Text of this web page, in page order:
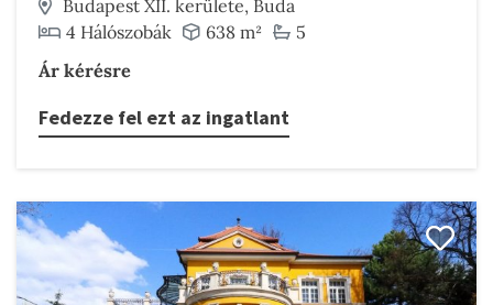
Budapest XII. kerülete, Buda
4 Hálószobák
638 m²
5
Ár kérésre
Fedezze fel ezt az ingatlant